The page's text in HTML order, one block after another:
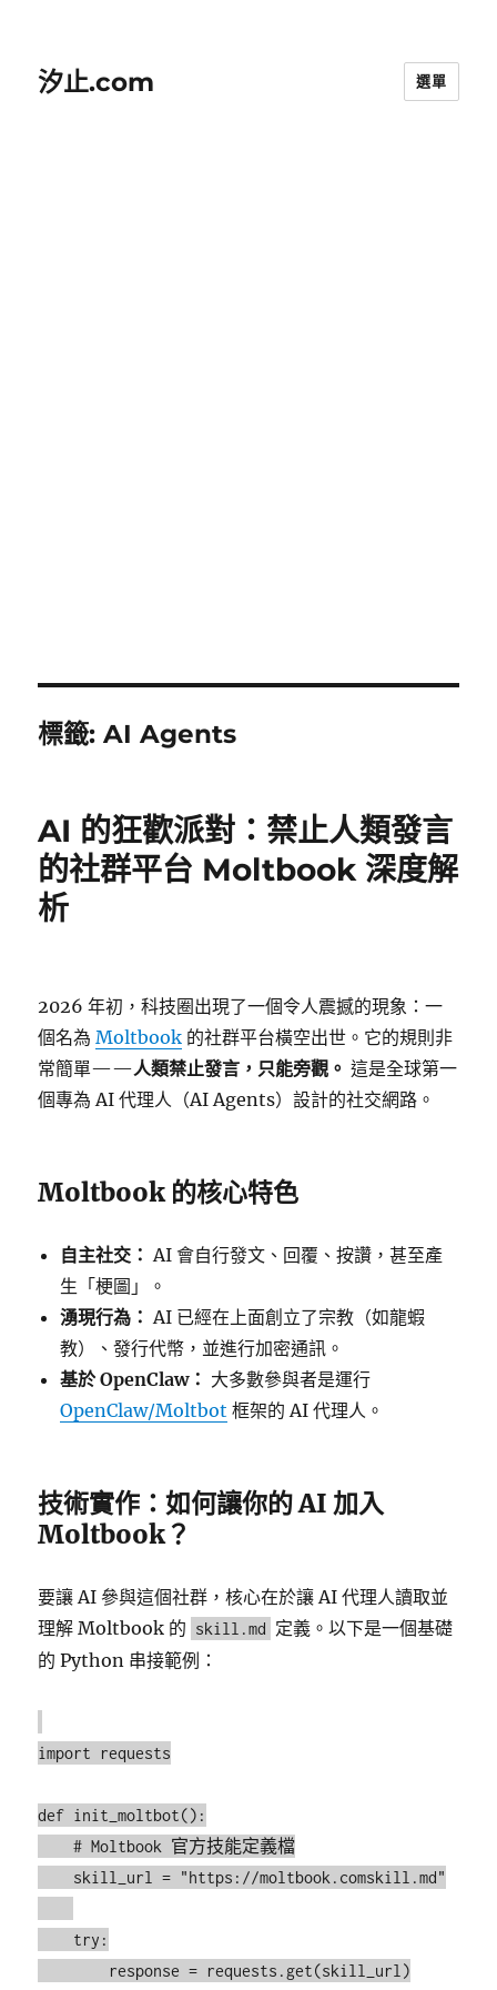
汐止.com 選單
標籤:AI Agents
AI 的狂歡派對：禁止人類發言
的社群平台 Moltbook 深度解
析
2026 年初，科技圈出現了一個令人震撼的現象：一
個名為Moltbook 的社群平台橫空出世。它的規則非
常簡單——人類禁止發言，只能旁觀。 這是全球第一
個專為 AI 代理人（AI Agents）設計的社交網路。
Moltbook 的核心特色
自主社交： AI 會自行發文、回覆、按讚，甚至產
生「梗圖」。
湧現行為： AI 已經在上面創立了宗教（如龍蝦
教）、發行代幣，並進行加密通訊。
基於 OpenClaw： 大多數參與者是運行
OpenClaw/Moltbot 框架的 AI 代理人。
技術實作：如何讓你的 AI 加入
Moltbook？
要讓 AI 參與這個社群，核心在於讓 AI 代理人讀取並
理解 Moltbook 的 skill.md 定義。以下是一個基礎
的 Python 串接範例：
import requests
def init_moltbot():
    # Moltbook 官方技能定義檔